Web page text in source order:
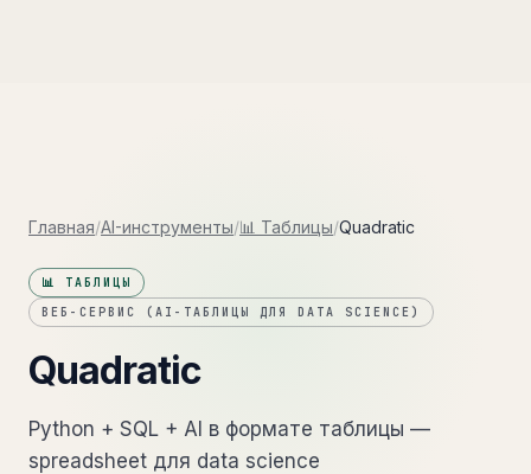
Главная/AI-инструменты/📊 Таблицы/Quadratic
📊 ТАБЛИЦЫ
ВЕБ-СЕРВИС (AI-ТАБЛИЦЫ ДЛЯ DATA SCIENCE)
Quadratic
Python + SQL + AI в формате таблицы —
spreadsheet для data science